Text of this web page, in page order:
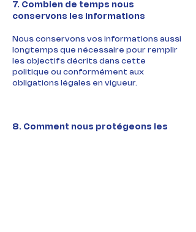
7. Combien de temps nous
conservons les informations
Nous conservons vos informations aussi
longtemps que nécessaire pour remplir
les objectifs décrits dans cette
politique ou conformément aux
obligations légales en vigueur.
8. Comment nous protégeons les